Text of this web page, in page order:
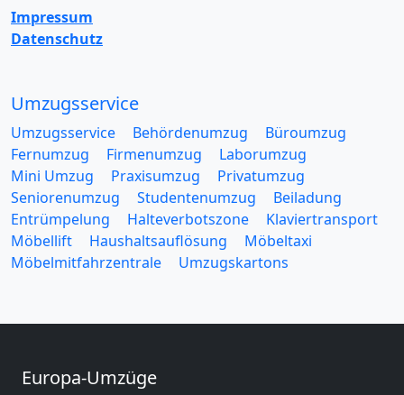
Impressum
Datenschutz
Umzugsservice
Umzugsservice Behördenumzug
Büroumzug
Fernumzug
Firmenumzug
Laborumzug
Mini Umzug
Praxisumzug
Privatumzug
Seniorenumzug
Studentenumzug
Beiladung
Entrümpelung
Halteverbotszone
Klaviertransport
Möbellift
Haushaltsauflösung
Möbeltaxi
Möbelmitfahrzentrale
Umzugskartons
Europa-Umzüge